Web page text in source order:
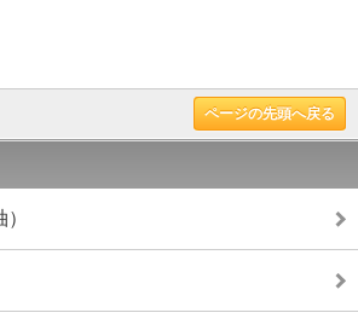
ページの先頭へ戻る